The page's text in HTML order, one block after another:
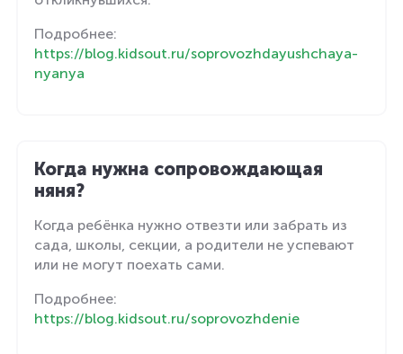
Подробнее:
https://blog.kidsout.ru/soprovozhdayushchaya-
nyanya
Когда нужна сопровождающая
няня?
Когда ребёнка нужно отвезти или забрать из
сада, школы, секции, а родители не успевают
или не могут поехать сами.
Подробнее:
https://blog.kidsout.ru/soprovozhdenie